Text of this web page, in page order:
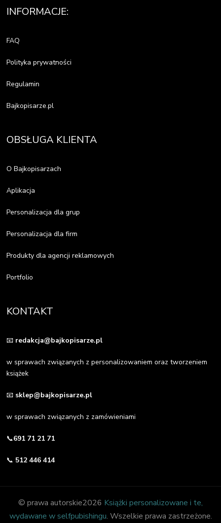
INFORMACJE:
FAQ
Polityka prywatności
Regulamin
Bajkopisarze.pl
OBSŁUGA KLIENTA
O Bajkopisarzach
Aplikacja
Personalizacja dla grup
Personalizacja dla firm
Produkty dla agencji reklamowych
Portfolio
KONTAKT
📧 redakcja@bajkopisarze.pl
w sprawach związanych z personalizowaniem oraz tworzeniem
książek
📧 sklep@bajkopisarze.pl
w sprawach związanych z zamówieniami
📞691 71 21 71
📞 512 446 414
© prawa autorskie2026 Książki personalizowane i te,
wydawane w selfpubishingu. Wszelkie prawa zastrzeżone.